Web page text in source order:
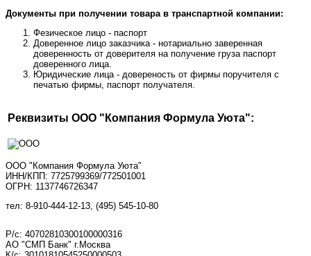
Документы при получении товара в транспартной компании:
Фезическое лицо - паспорт
Доверенное лицо заказчика - нотариально заверенная
доверенность от доверителя на получение груза паспорт
доверенного лица.
Юридические лица - довереность от фирмы поручителя с
печатью фирмы, паспорт получателя.
Реквизиты ООО "Компания Формула Уюта":
ООО "Компания Формула Уюта"
ИНН/КПП: 7725799369/772501001
ОГРН: 1137746726347
тел: 8-910-444-12-13, (495) 545-10-80
Р/с: 40702810300100000316
АО "СМП Банк" г.Москва